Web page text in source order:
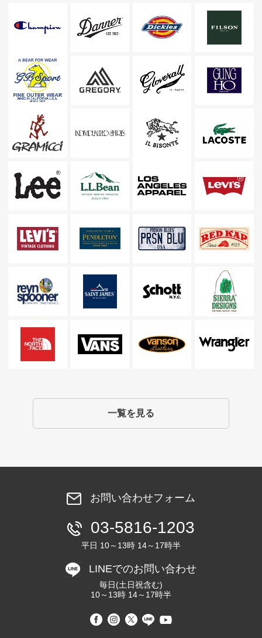
一覧を見る
お問い合わせフォーム
03-5816-1203
平日 10～13時 14～17時半
LINEでのお問い合わせ
毎日(土日祝含む)
10～13時 14～17時半